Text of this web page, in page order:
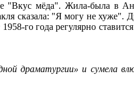
"Вкус мёда". Жила-была в
сказала: "Я могу не хуже".
го года регулярно
драматургии» и сумела